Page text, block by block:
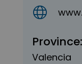
Province:
Valencia